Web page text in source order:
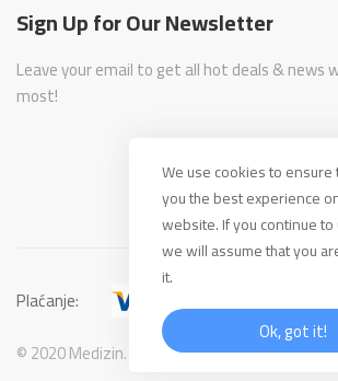
Sign Up for Our Newsletter
Leave your email to get all hot deals & news
most!
© 2020 Medizin. All Rights Reserved
Plaćanje:
We use cookies to ensure
you the best experience
website. If you continue
we will assume that you
it.
Ok, got it!